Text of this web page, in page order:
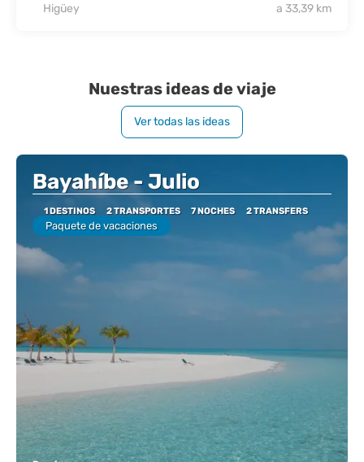
Higüey
a 33,39 km
Nuestras ideas de viaje
Ver todas las ideas
Bayahíbe - Julio
1 DESTINOS 2 TRANSPORTES 7 NOCHES 2 TRANSFERS
Paquete de vacaciones